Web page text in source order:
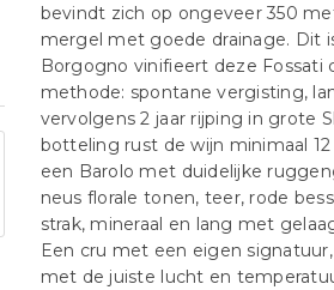
bevindt zich op ongeveer 350
mergel met goede drainage. Dit
Borgogno vinifieert deze Fossati
methode: spontane vergisting,
vervolgens 2 jaar rijping in grote
botteling rust de wijn minimaal
een Barolo met duidelijke
neus florale tonen, teer, rode
strak, mineraal en lang met
Een cru met een eigen
met de juiste lucht en